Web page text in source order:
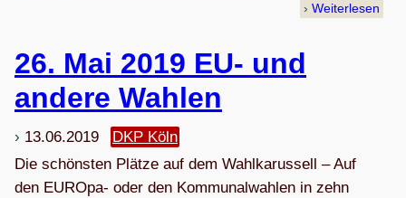
Weiterlesen
26. Mai 2019 EU- und
andere Wahlen
13.06.2019
DKP Köln
Die schöns­ten Plätze auf dem Wahl­ka­rus­sell – Auf
den EUROpa- oder den Kom­mu­nal­wah­len in zehn